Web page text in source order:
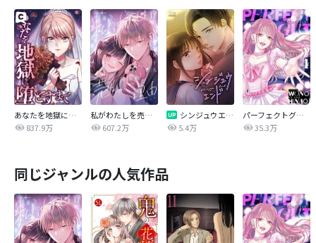
あなたを地獄に堕とすまで
837.9万
私がわたしを売る理由
607.2万
シンジュウエンド【タテヨミ】
5.4万
パーフェクトグリッター
35.3万
同じジャンルの人気作品